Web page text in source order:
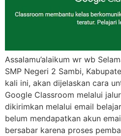
Assalamu’alaikum wr wb
SMP Negeri 2 Sambi,
kali ini, akan dijelaskan cara
Google Classroom melalui
dikirimkan melalui email
belum mendapatkan akun
bersabar karena proses